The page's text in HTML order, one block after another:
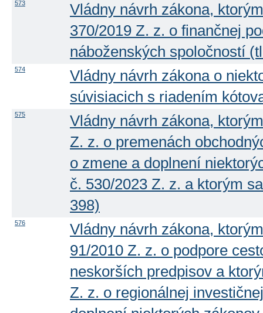
573
Vládny návrh zákona,
370/2019 Z. z. o finančnej
náboženských spoločností
574
Vládny návrh zákona o
súvisiacich s riadením
575
Vládny návrh zákona,
Z. z. o premenách
o zmene a doplnení
č. 530/2023 Z. z. a ktorým
398)
576
Vládny návrh zákona,
91/2010 Z. z. o podpore
neskorších predpisov a
Z. z. o regionálnej